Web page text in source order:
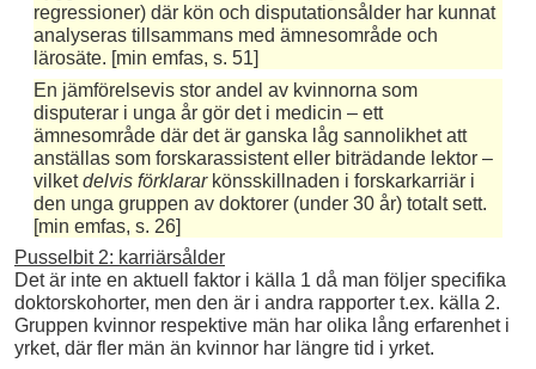
regressioner) där kön och disputationsålder har kunnat
analyseras tillsammans med ämnesområde och
lärosäte. [min emfas, s. 51]
En jämförelsevis stor andel av kvinnorna som
disputerar i unga år gör det i medicin – ett
ämnesområde där det är ganska låg sannolikhet att
anställas som forskarassistent eller biträdande lektor –
vilketdelvis förklararkönsskillnaden i forskarkarriär i
den unga gruppen av doktorer (under 30 år) totalt sett.
[min emfas, s. 26]
Pusselbit 2: karriärsålder
Det är inte en aktuell faktor i källa 1 då man följer specifika
doktorskohorter, men den är i andra rapporter t.ex. källa 2.
Gruppen kvinnor respektive män har olika lång erfarenhet i
yrket, där fler män än kvinnor har längre tid i yrket.